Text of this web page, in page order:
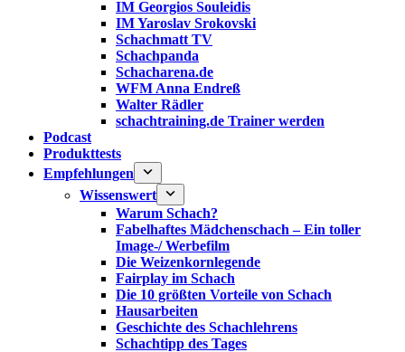
IM Georgios Souleidis
IM Yaroslav Srokovski
Schachmatt TV
Schachpanda
Schacharena.de
WFM Anna Endreß
Walter Rädler
schachtraining.de Trainer werden
Podcast
Produkttests
Empfehlungen
Wissenswert
Warum Schach?
Fabelhaftes Mädchenschach – Ein toller
Image-/ Werbefilm
Die Weizenkornlegende
Fairplay im Schach
Die 10 größten Vorteile von Schach‎
Hausarbeiten
Geschichte des Schachlehrens
Schachtipp des Tages